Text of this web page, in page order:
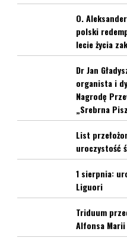
O.
polski
lecie życia
Dr Jan
organista i
Nagrodę
„Srebrna
List
uroczystość
1 sierpnia:
Liguori
Triduum
Alfonsa